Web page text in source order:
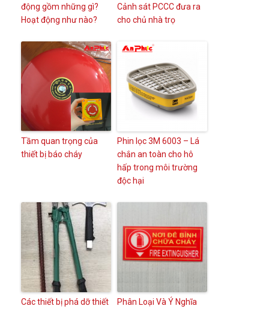
động gồm những gì?
Hoạt động như nào?
Cảnh sát PCCC đưa ra
cho chủ nhà trọ
Tầm quan trọng của
thiết bị báo cháy
Phin lọc 3M 6003 – Lá
chắn an toàn cho hô
hấp trong môi trường
độc hại
Các thiết bị phá dỡ thiết
Phân Loại Và Ý Nghĩa